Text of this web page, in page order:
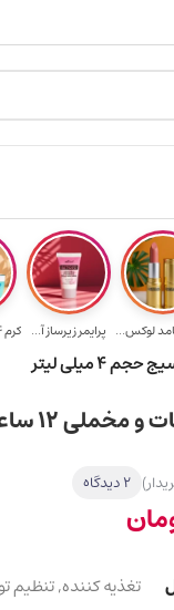
خرید ۳.۵ میلیون به یالا
لوکس... پرایمر زیرساز آ... کرم 24 ساعته صو...
لوکس ویسیج حجم 4 میلی لیتر
2 دیدگاه
تغذیه کننده,تنظیم